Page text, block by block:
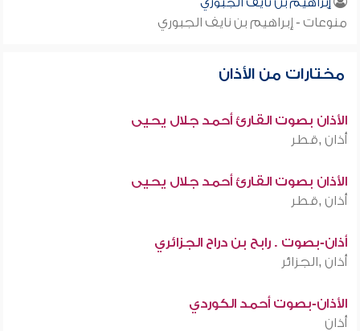
إبراهيم بن نايف الجبوري
منوعات - إبراهيم بن نايف الجبوري
مختارات من الأذان
الأذان بصوت القارئ أحمد جلال يحيى
أذان ,قطر
الأذان بصوت القارئ أحمد جلال يحيى
أذان ,قطر
أذان-بصوت . رابح بن دراح الجزائري
أذان ,الجزائر
الأذان-بصوت أحمد الكوردي
أذان